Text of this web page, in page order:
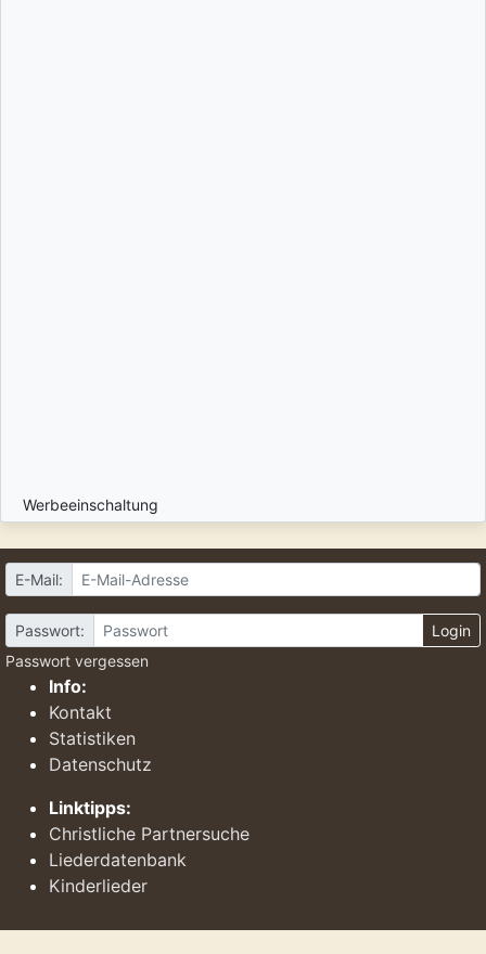
Werbeeinschaltung
E-Mail:
Passwort:
Login
Passwort vergessen
Info:
Kontakt
Statistiken
Datenschutz
Linktipps:
Christliche Partnersuche
Liederdatenbank
Kinderlieder